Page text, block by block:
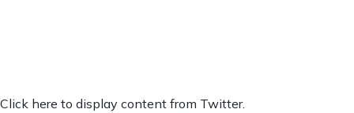
Inhalt
Click here to display content from Twitter.